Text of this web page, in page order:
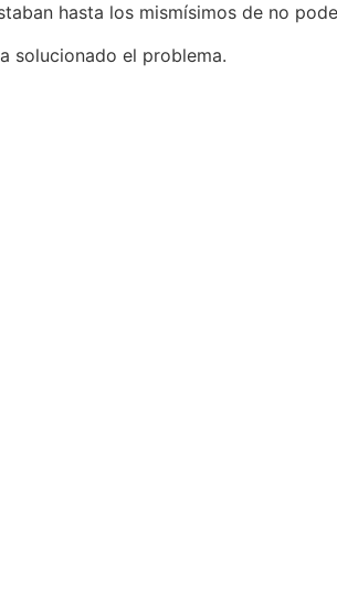
hasta los mismísimos de no
solucionado el problema.